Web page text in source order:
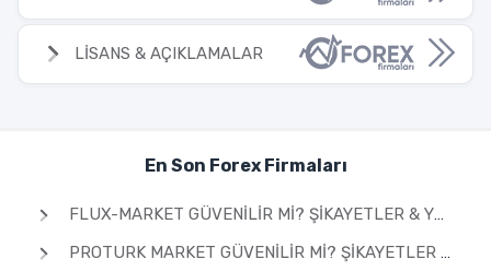
LİSANS & AÇIKLAMALAR
En Son Forex Firmaları
FLUX-MARKET GÜVENILIR MI? ŞIKAYETLER & YORUMLAR 2026
PROTURK MARKET GÜVENILIR MI? ŞIKAYETLER & YORUMLAR 2026